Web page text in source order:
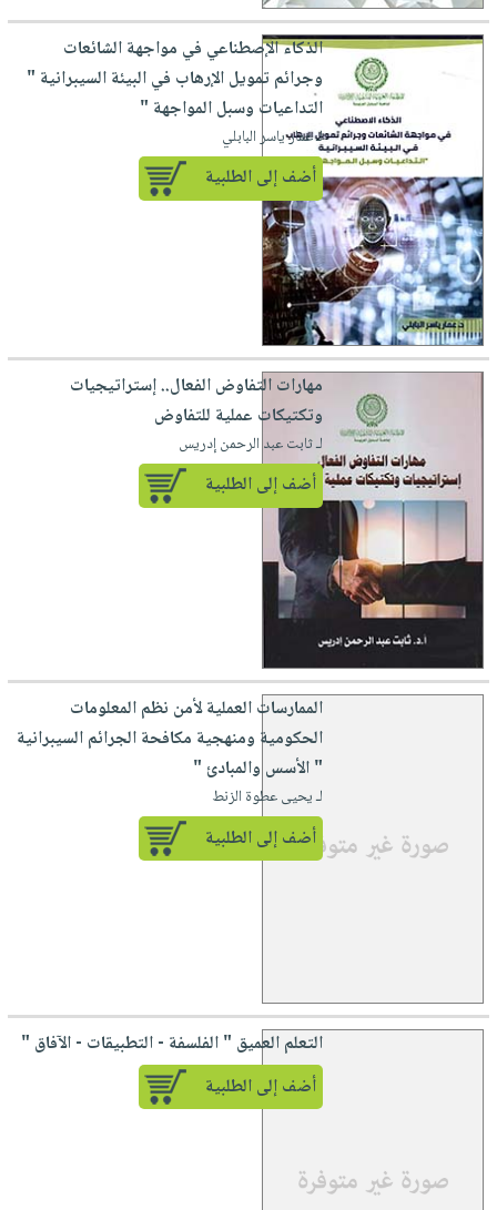
الذكاء الإصطناعي في مواجهة الشائعات
وجرائم تمويل الإرهاب في البيئة السيبرانية "
التداعيات وسبل المواجهة "
لـ عمار ياسر البابلي
أضف إلى الطلبية
مهارات التفاوض الفعال.. إستراتيجيات
وتكتيكات عملية للتفاوض
لـ ثابت عبد الرحمن إدريس
أضف إلى الطلبية
الممارسات العملية لأمن نظم المعلومات
الحكومية ومنهجية مكافحة الجرائم السيبرانية
" الأسس والمبادئ "
لـ يحيى عطوة الزنط
أضف إلى الطلبية
التعلم العميق " الفلسفة - التطبيقات - الآفاق "
أضف إلى الطلبية